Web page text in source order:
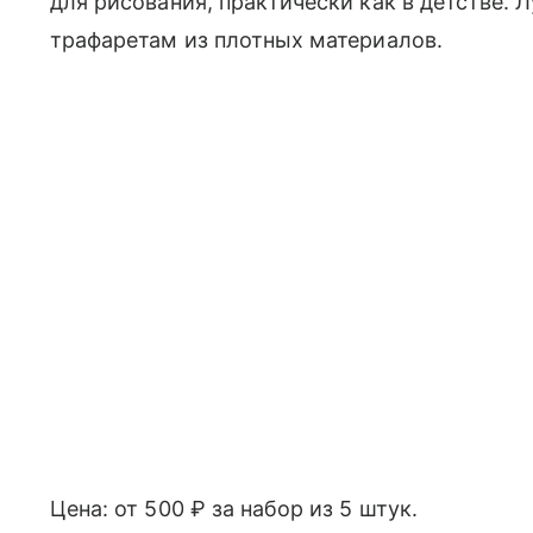
трафаретам из плотных материалов.
Цена: от 500 ₽ за набор из 5 штук.